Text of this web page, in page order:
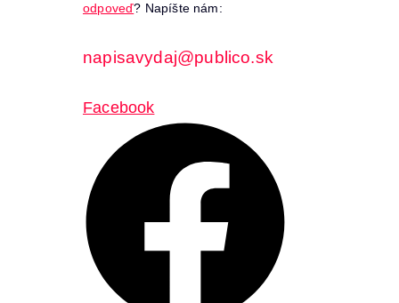
odpoveď? Napíšte nám:
napisavydaj@publico.sk
Facebook